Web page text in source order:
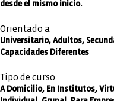
desde el mismo inicio.
Orientado a
Universitario, Adultos,
Capacidades Diferentes
Tipo de curso
A Domicilio, En Institutos,